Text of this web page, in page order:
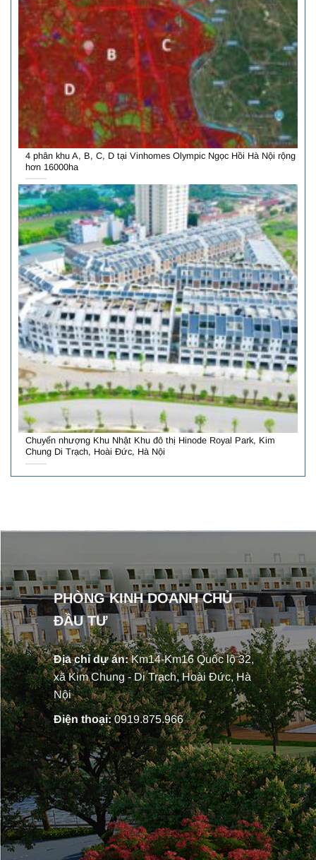
4 phân khu A, B, C, D tại Vinhomes Olympic Ngọc Hồi Hà Nội rộng
hơn 16000ha
Chuyển nhượng Khu Nhật Khu đô thị Hinode Royal Park, Kim
Chung Di Trạch, Hoài Đức, Hà Nội
PHÒNG KINH DOANH CHỦ
ĐẦU TƯ
Địa chỉ dự án:Km14-Km16 Quốc lộ 32,
xã Kim Chung - Di Trạch, Hoài Đức, Hà
Nội
Điện thoại:0919.875.966